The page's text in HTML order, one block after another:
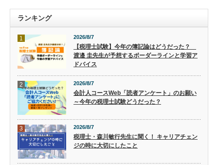
ランキング
1 2026/8/7
【税理士試験】今年の簿記論はどうだった？
渡邉 圭先生が予想するボーダーラインと学習ア
ドバイス
2 2026/8/7
会計人コースWeb「読者アンケート」のお願い
～今年の税理士試験どうだった？
3 2026/8/7
税理士・森川敏行先生に聞く！ キャリアチェン
ジの時に大切にしたこと